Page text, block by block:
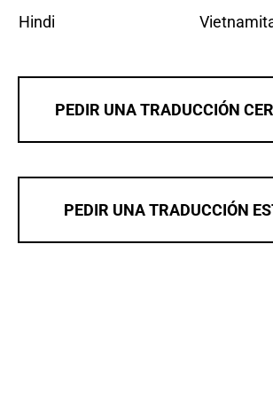
Hindi
PEDIR UNA TRADUCCIÓN
PEDIR UNA TRADUCCIÓN